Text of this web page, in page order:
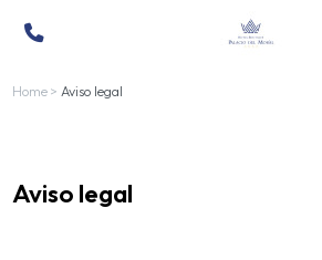
Home > Aviso legal
Aviso legal